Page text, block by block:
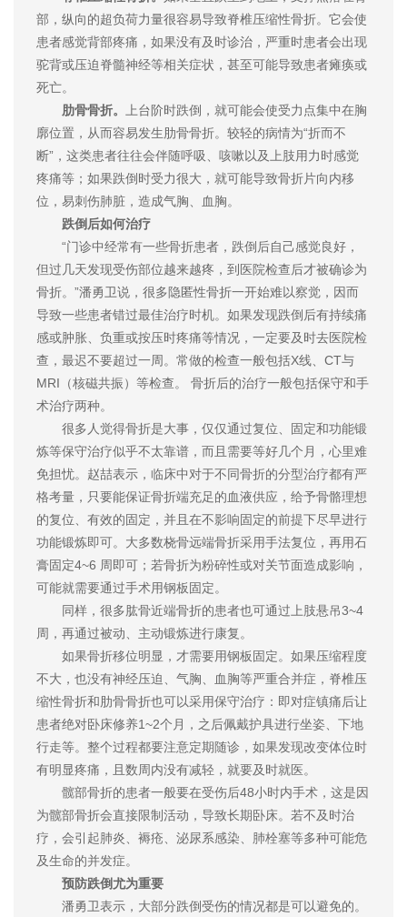
部，纵向的超负荷力量很容易导致脊椎压缩性骨折。它会使
患者感觉背部疼痛，如果没有及时诊治，严重时患者会出现
驼背或压迫脊髓神经等相关症状，甚至可能导致患者瘫痪或
死亡。
肋骨骨折。
上台阶时跌倒，就可能会使受力点集中在胸
廓位置，从而容易发生肋骨骨折。较轻的病情为“折而不
断”，这类患者往往会伴随呼吸、咳嗽以及上肢用力时感觉
疼痛等；如果跌倒时受力很大，就可能导致骨折片向内移
位，易刺伤肺脏，造成气胸、血胸。
跌倒后如何治疗
“门诊中经常有一些骨折患者，跌倒后自己感觉良好，
但过几天发现受伤部位越来越疼，到医院检查后才被确诊为
骨折。”潘勇卫说，很多隐匿性骨折一开始难以察觉，因而
导致一些患者错过最佳治疗时机。如果发现跌倒后有持续痛
感或肿胀、负重或按压时疼痛等情况，一定要及时去医院检
查，最迟不要超过一周。常做的检查一般包括X线、CT与
MRI（核磁共振）等检查。 骨折后的治疗一般包括保守和手
术治疗两种。
很多人觉得骨折是大事，仅仅通过复位、固定和功能锻
炼等保守治疗似乎不太靠谱，而且需要等好几个月，心里难
免担忧。赵喆表示，临床中对于不同骨折的分型治疗都有严
格考量，只要能保证骨折端充足的血液供应，给予骨骼理想
的复位、有效的固定，并且在不影响固定的前提下尽早进行
功能锻炼即可。大多数桡骨远端骨折采用手法复位，再用石
膏固定4~6 周即可；若骨折为粉碎性或对关节面造成影响，
可能就需要通过手术用钢板固定。
同样，很多肱骨近端骨折的患者也可通过上肢悬吊3~4
周，再通过被动、主动锻炼进行康复。
如果骨折移位明显，才需要用钢板固定。如果压缩程度
不大，也没有神经压迫、气胸、血胸等严重合并症，脊椎压
缩性骨折和肋骨骨折也可以采用保守治疗：即对症镇痛后让
患者绝对卧床修养1~2个月，之后佩戴护具进行坐姿、下地
行走等。整个过程都要注意定期随诊，如果发现改变体位时
有明显疼痛，且数周内没有减轻，就要及时就医。
髋部骨折的患者一般要在受伤后48小时内手术，这是因
为髋部骨折会直接限制活动，导致长期卧床。若不及时治
疗，会引起肺炎、褥疮、泌尿系感染、肺栓塞等多种可能危
及生命的并发症。
预防跌倒尤为重要
潘勇卫表示，大部分跌倒受伤的情况都是可以避免的。